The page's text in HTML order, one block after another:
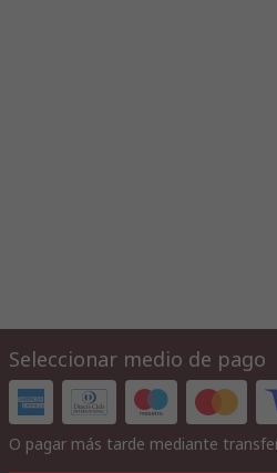
Seleccionar medio de pago
O pagar más tarde mediante